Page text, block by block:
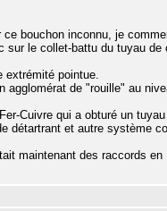
bouchon inconnu, je
le collet-battu du tuyau
extrémité pointue.
agglomérat de "rouille" au
Cuivre qui a obturé un
détartrant et autre système
maintenant des raccords